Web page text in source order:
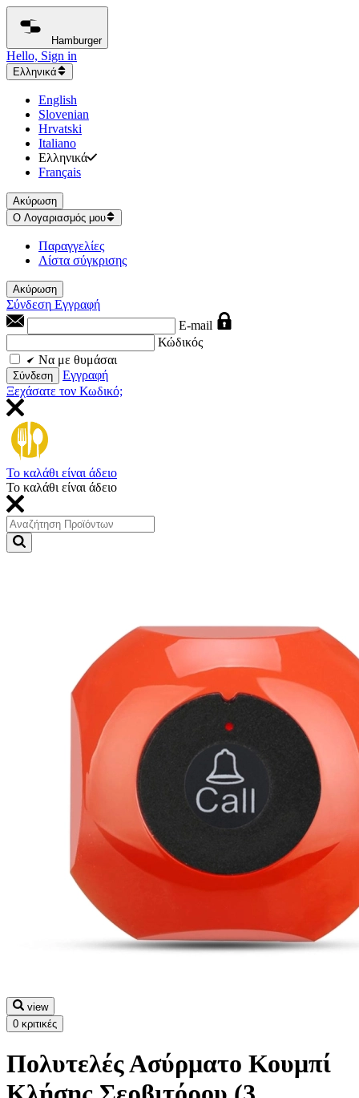
Hamburger
Hello, Sign in
Ελληνικά
English
Slovenian
Hrvatski
Italiano
Ελληνικά
Français
Ακύρωση
Ο Λογαριασμός μου
Παραγγελίες
Λίστα σύγκρισης
Ακύρωση
Σύνδεση Εγγραφή
E-mail
Κώδικός
Να με θυμάσαι
Σύνδεση
Εγγραφή
Ξεχάσατε τον Κωδικό;
Το καλάθι είναι άδειο
Το καλάθι είναι άδειο
view
0 κριτικές
Πολυτελές Ασύρματο Κουμπί